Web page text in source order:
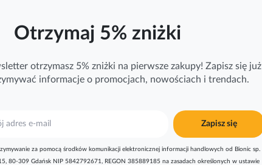
Otrzymaj 5% zniżki
otrzymasz 5% zniżki na pierwsze zakupy! Zapisz się już
informacje o promocjach, nowościach i trendach.
Zapisz się
za pomocą środków komunikacji elektronicznej informacji handlowych od Bionic sp.
80-309 Gdańsk NIP 5842792671, REGON 385889185 na zasadach określonych w ustawie